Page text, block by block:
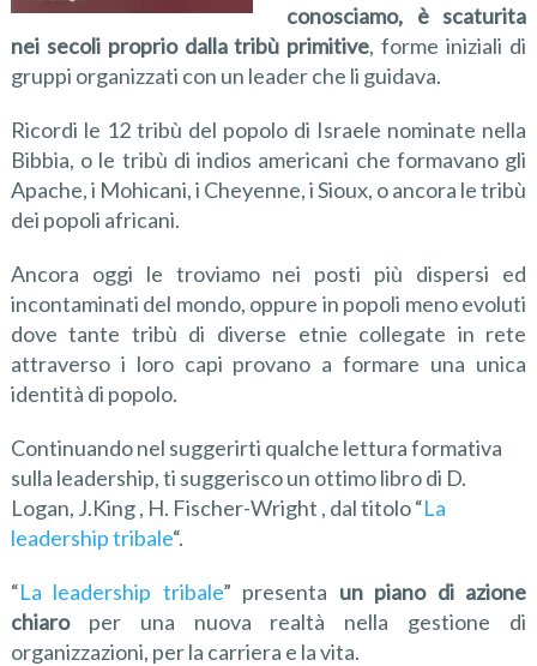
conosciamo, è scaturita
nei secoli proprio dalla tribù primitive, forme iniziali di
gruppi organizzati con un leader che li guidava.
Ricordi le 12 tribù del popolo di Israele nominate nella
Bibbia, o le tribù di indios americani che formavano gli
Apache, i Mohicani, i Cheyenne, i Sioux, o ancora le tribù
dei popoli africani.
Ancora oggi le troviamo nei posti più dispersi ed
incontaminati del mondo, oppure in popoli meno evoluti
dove tante tribù di diverse etnie collegate in rete
attraverso i loro capi provano a formare una unica
identità di popolo.
Continuando nel suggerirti qualche lettura formativa
sulla leadership, ti suggerisco un ottimo libro di D.
Logan, J.King , H. Fischer-Wright , dal titolo “La
leadership tribale“.
“La leadership tribale” presenta un piano di azione
chiaroper una nuova realtà nella gestione di
organizzazioni, per la carriera e la vita.